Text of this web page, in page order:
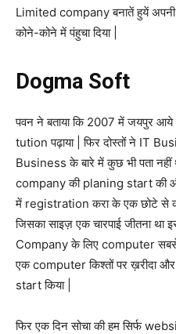
Limited company बनातें हुयें
कोने-कोने में पंहुचा दिया |
Dogma Soft
पवन ने बताया कि 2007 में जयपुर आये
tution पढ़ाया | फिर दोस्तों ने IT
Business के बारे में कुछ भी पता नहीं
company की planing start की
में registration करा के एक छोटे से
जिसका साइज़ एक चारपाई जीतना था
Company के लिए computer सबसे
एक computer किश्तों पर ख़रीदा
start किया |
फिर एक दिन सोचा की हम सिर्फ